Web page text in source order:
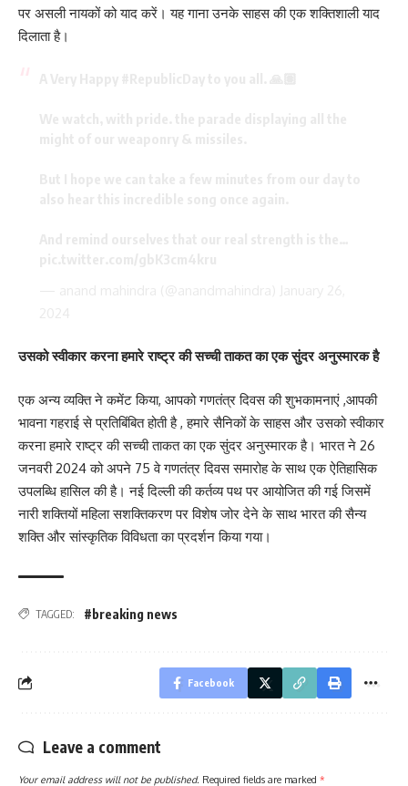
पर असली नायकों को याद करें। यह गाना उनके साहस की एक शक्तिशाली याद
दिलाता है।
उसको स्वीकार करना हमारे राष्ट्र की सच्ची ताकत का एक सुंदर अनुस्मारक है
एक अन्य व्यक्ति ने कमेंट किया, आपको गणतंत्र दिवस की शुभकामनाएं ,आपकी
भावना गहराई से प्रतिबिंबित होती है , हमारे सैनिकों के साहस और उसको स्वीकार
करना हमारे राष्ट्र की सच्ची ताकत का एक सुंदर अनुस्मारक है। भारत ने 26
जनवरी 2024 को अपने 75 वे गणतंत्र दिवस समारोह के साथ एक ऐतिहासिक
उपलब्धि हासिल की है। नई दिल्ली की कर्तव्य पथ पर आयोजित की गई जिसमें
नारी शक्तियों महिला सशक्तिकरण पर विशेष जोर देने के साथ भारत की सैन्य
शक्ति और सांस्कृतिक विविधता का प्रदर्शन किया गया।
TAGGED: #breaking news
Facebook
Leave a comment
Your email address will not be published. Required fields are marked *